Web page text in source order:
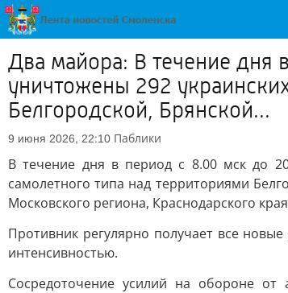
Два майора: В течение
уничтожены 292
Белгородской, Брянской...
9 июня 2026, 22:10 Паблики
В течение дня в период с 8.00 мск до
самолетного типа над территориями
Московского региона, Краснодарского
Противник регулярно получает все
интенсивностью.
Сосредоточение усилий на обороне от